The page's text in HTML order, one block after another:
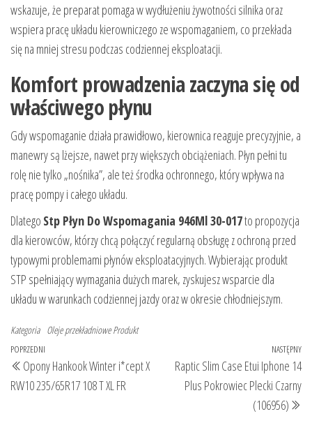
wskazuje, że preparat pomaga w wydłużeniu żywotności silnika oraz
wspiera pracę układu kierowniczego ze wspomaganiem, co przekłada
się na mniej stresu podczas codziennej eksploatacji.
Komfort prowadzenia zaczyna się od
właściwego płynu
Gdy wspomaganie działa prawidłowo, kierownica reaguje precyzyjnie, a
manewry są lżejsze, nawet przy większych obciążeniach. Płyn pełni tu
rolę nie tylko „nośnika”, ale też środka ochronnego, który wpływa na
pracę pompy i całego układu.
Dlatego Stp Płyn Do Wspomagania 946Ml 30-017to propozycja
dla kierowców, którzy chcą połączyć regularną obsługę z ochroną przed
typowymi problemami płynów eksploatacyjnych. Wybierając produkt
STP spełniający wymagania dużych marek, zyskujesz wsparcie dla
układu w warunkach codziennej jazdy oraz w okresie chłodniejszym.
Kategoria Oleje przekładniowe Produkt
Nawigacja
wpisu
Poprzedni
wpis
POPRZEDNI
Opony Hankook Winter i*cept X
RW10 235/65R17 108 T XL FR
NASTĘPNY
Raptic Slim Case Etui Iphone 14
Plus Pokrowiec Plecki Czarny
(106956)